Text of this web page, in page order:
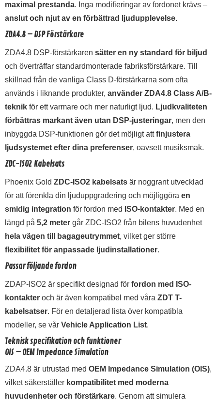
maximal prestanda. Inga modifieringar av fordonet krävs –
anslut och njut av en förbättrad ljudupplevelse.
ZDA4.8 – DSP Förstärkare
ZDA4.8 DSP-förstärkaren sätter en ny standard för biljud
och överträffar standardmonterade fabriksförstärkare. Till
skillnad från de vanliga Class D-förstärkarna som ofta
används i liknande produkter, använder ZDA4.8 Class A/B-
teknik för ett varmare och mer naturligt ljud. Ljudkvaliteten
förbättras markant även utan DSP-justeringar, men den
inbyggda DSP-funktionen gör det möjligt attfinjustera
ljudsystemet efter dina preferenser, oavsett musiksmak.
ZDC-ISO2 Kabelsats
Phoenix Gold ZDC-ISO2 kabelsats är noggrant utvecklad
för att förenkla din ljuduppgradering och möjliggöra en
smidig integration för fordon med ISO-kontakter. Med en
längd på 5,2 meter går ZDC-ISO2 från bilens huvudenhet
hela vägen till bagageutrymmet, vilket ger större
flexibilitet för anpassade ljudinstallationer.
Passar följande fordon
ZDAP-ISO2 är specifikt designad för fordon med ISO-
kontakter och är även kompatibel med våra ZDT T-
kabelsatser. För en detaljerad lista över kompatibla
modeller, se vår Vehicle Application List.
Teknisk specifikation och funktioner
OIS – OEM Impedance Simulation
ZDA4.8 är utrustad med OEM Impedance Simulation (OIS),
vilket säkerställer kompatibilitet med moderna
huvudenheter och förstärkare. Genom att simulera